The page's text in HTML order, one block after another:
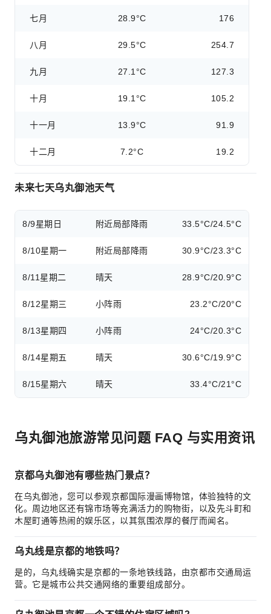
七月 28.9°C 176
八月 29.5°C 254.7
九月 27.1°C 127.3
十月 19.1°C 105.2
十一月 13.9°C 91.9
十二月 7.2°C 19.2
未来七天乌丸御池天气
8/9星期日 附近局部降雨 33.5°C/24.5°C
8/10星期一 附近局部降雨 30.9°C/23.3°C
8/11 星期二 晴天 28.9°C/20.9°C
8/12星期三 小阵雨 23.2°C/20°C
8/13星期四 小阵雨 24°C/20.3°C
8/14星期五 晴天 30.6°C/19.9°C
8/15星期六 晴天 33.4°C/21°C
乌丸御池旅游常见问题 FAQ 与实用资讯
京都乌丸御池有哪些热门景点？
在乌丸御池，您可以参观京都国际漫画博物馆，体验独特的文
化。周边地区还有锦市场等充满活力的购物街，以及先斗町和
木屋町通等热闹的娱乐区，以其氛围浓厚的餐厅而闻名。
乌丸线是京都的地铁吗？
是的，乌丸线确实是京都的一条地铁线路，由京都市交通局运
营。它是城市公共交通网络的重要组成部分。